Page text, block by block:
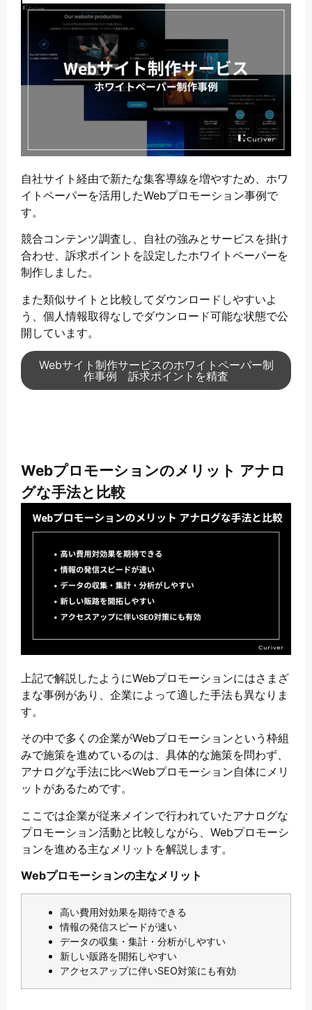
自社サイト経由で新たな集客導線を増やすため、ホワ
イトペーパーを活用したWebプロモーション事例で
す。
競合コンテンツ調査し、自社の強みとサービスを掛け
合わせ、訴求ポイントを設定したホワイトペーパーを
制作しました。
また類似サイトと比較してダウンロードしやすいよ
う、個人情報取得なしでダウンロード可能な状態で公
開しています。
Webサイト制作サービスのホワイトペーパー制
作事例 訴求ポイントを精査
Webプロモーションのメリット アナロ
グな手法と比較
上記で解説したようにWebプロモーションにはさまざ
まな事例があり、企業によって適した手法も異なりま
す。
その中で多くの企業がWebプロモーションという枠組
みで施策を進めているのは、具体的な施策を問わず、
アナログな手法に比べWebプロモーション自体にメリ
ットがあるためです。
ここでは企業が従来メインで行われていたアナログな
プロモーション活動と比較しながら、Webプロモーシ
ョンを進める主なメリットを解説します。
Webプロモーションの主なメリット
高い費用対効果を期待できる
情報の発信スピードが速い
データの収集・集計・分析がしやすい
新しい販路を開拓しやすい
アクセスアップに伴いSEO対策にも有効